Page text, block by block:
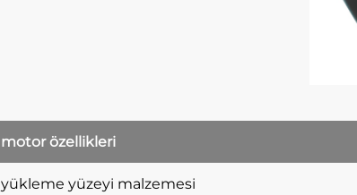
motor özellikleri
yükleme yüzeyi malzemesi